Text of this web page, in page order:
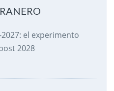
2027: el experimento
2028